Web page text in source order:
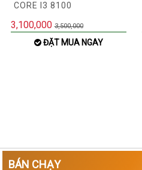
CORE I3 8100
3,100,000 3,500,000
ĐẶT MUA NGAY
BÁN CHẠY